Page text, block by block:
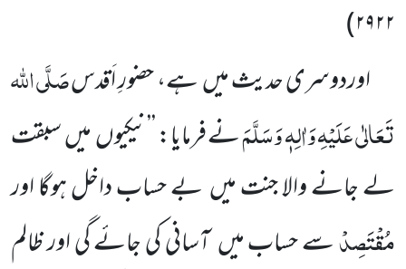
۲۹۲۲)
اوردوسری حدیث میںہے، حضورِ اَقدسصَلَّی اللہ
تَعَالٰی عَلَیْہِ وَاٰلِہٖ وَسَلَّمَنے فرمایا: ’’نیکیوںمیںسبقت
لے جانےوالا جنت میںبے حساب داخل ہوگا اور
مُقْتَصِدْسے حساب میںآسانی کی جائے گی اور ظالم